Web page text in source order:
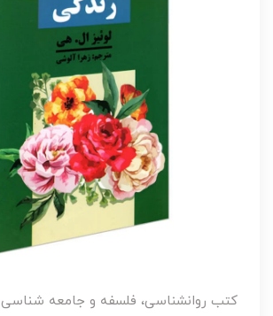
کتب روانشناسی، فلسفه و جامعه شناسی